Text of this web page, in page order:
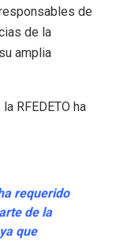
de
de la
amplia
RFEDETO ha
requerido
de la
que